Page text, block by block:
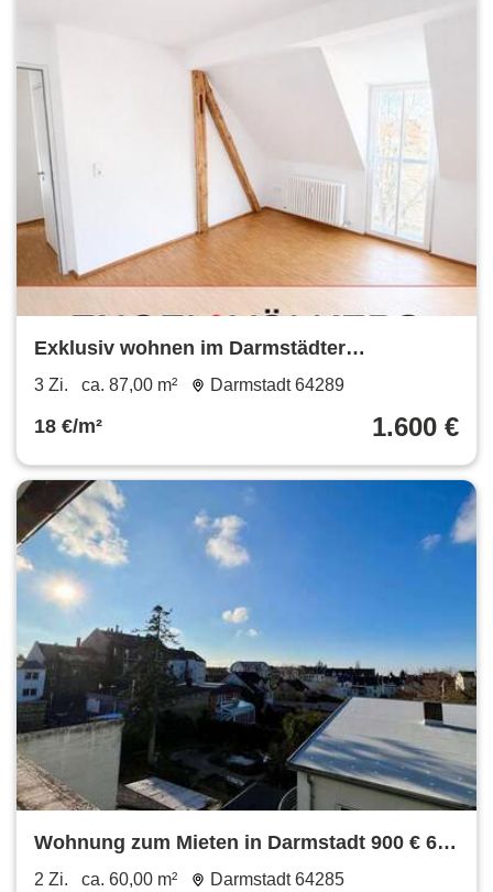
Exklusiv wohnen im Darmstädter
Martinsviertel: Stilvoll sanierte
ruhigem Flair
3 Zi. ca. 87,00 m² Darmstadt 64289
18 €/m² 1.600 €
Wohnung zum Mieten in Darmstadt 900 € 60
m²
2 Zi. ca. 60,00 m² Darmstadt 64285